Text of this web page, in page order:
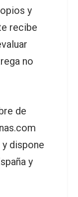
y
recibe
no
de
dispone
y